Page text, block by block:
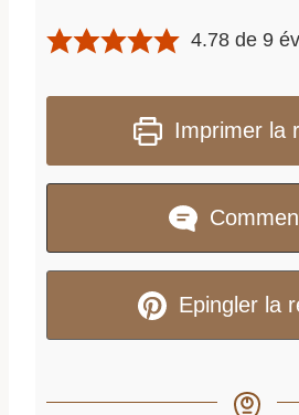
4.78 de9
Imprimer la
Epingler la